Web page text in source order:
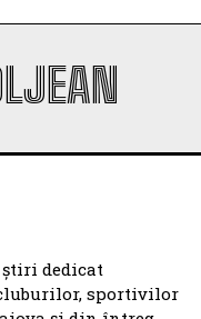
dedicat